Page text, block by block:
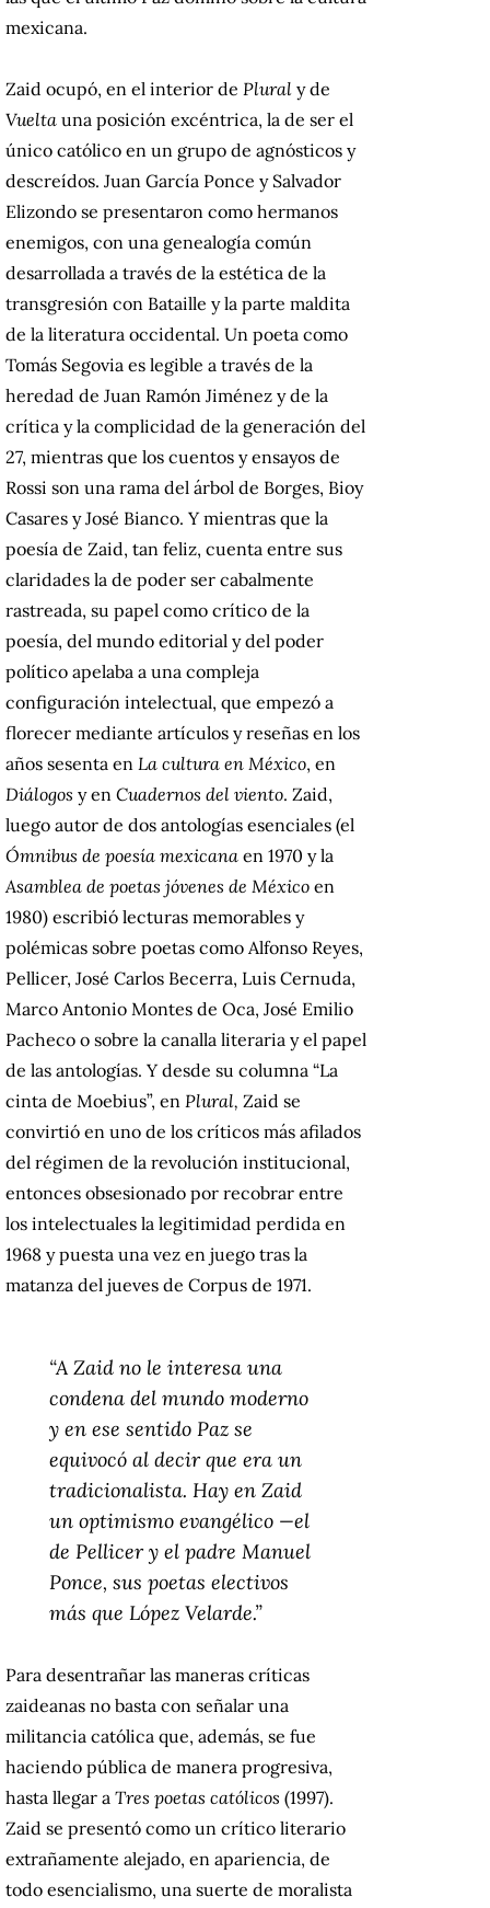
mexicana.
Zaid ocupó, en el interior de Plural y de
Vuelta una posición excéntrica, la de ser el
único católico en un grupo de agnósticos y
descreídos. Juan García Ponce y Salvador
Elizondo se presentaron como hermanos
enemigos, con una genealogía común
desarrollada a través de la estética de la
transgresión con Bataille y la parte maldita
de la literatura occidental. Un poeta como
Tomás Segovia es legible a través de la
heredad de Juan Ramón Jiménez y de la
crítica y la complicidad de la generación del
27, mientras que los cuentos y ensayos de
Rossi son una rama del árbol de Borges, Bioy
Casares y José Bianco. Y mientras que la
poesía de Zaid, tan feliz, cuenta entre sus
claridades la de poder ser cabalmente
rastreada, su papel como crítico de la
poesía, del mundo editorial y del poder
político apelaba a una compleja
configuración intelectual, que empezó a
florecer mediante artículos y reseñas en los
años sesenta en La cultura en México, en
Diálogos y en Cuadernos del viento. Zaid,
luego autor de dos antologías esenciales (el
Ómnibus de poesía mexicana en 1970 y la
Asamblea de poetas jóvenes de México en
1980) escribió lecturas memorables y
polémicas sobre poetas como Alfonso Reyes,
Pellicer, José Carlos Becerra, Luis Cernuda,
Marco Antonio Montes de Oca, José Emilio
Pacheco o sobre la canalla literaria y el papel
de las antologías. Y desde su columna “La
cinta de Moebius”, en Plural, Zaid se
convirtió en uno de los críticos más afilados
del régimen de la revolución institucional,
entonces obsesionado por recobrar entre
los intelectuales la legitimidad perdida en
1968 y puesta una vez en juego tras la
matanza del jueves de Corpus de 1971.
“A Zaid no le interesa una
condena del mundo moderno
y en ese sentido Paz se
equivocó al decir que era un
tradicionalista. Hay en Zaid
un optimismo evangélico —el
de Pellicer y el padre Manuel
Ponce, sus poetas electivos
más que López Velarde.”
Para desentrañar las maneras críticas
zaideanas no basta con señalar una
militancia católica que, además, se fue
haciendo pública de manera progresiva,
hasta llegar a Tres poetas católicos (1997).
Zaid se presentó como un crítico literario
extrañamente alejado, en apariencia, de
todo esencialismo, una suerte de moralista